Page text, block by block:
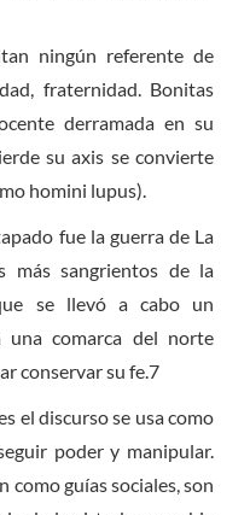
ningún referente de
fraternidad. Bonitas
derramada en su
su axis se convierte
homini lupus).
fue la guerra de La
más sangrientos de la
se llevó a cabo un
una comarca del norte
conservar su fe.7
el discurso se usa como
poder y manipular.
como guías sociales, son